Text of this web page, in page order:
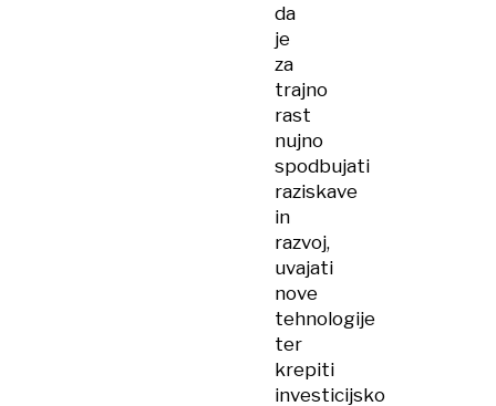
da
je
za
trajno
rast
nujno
spodbujati
raziskave
in
razvoj,
uvajati
nove
tehnologije
ter
krepiti
investicijsko